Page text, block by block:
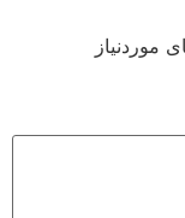
موردنیاز